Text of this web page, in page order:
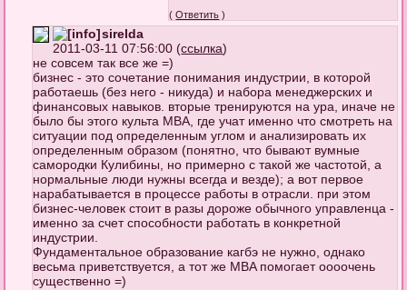
(Ответить )
sirelda
2011-03-11 07:56:00 (ссылка)
не совсем так все же =)
бизнес - это сочетание понимания индустрии, в которой
работаешь (без него - никуда) и набора менеджерских и
финансовых навыков. вторые тренируются на ура, иначе не
было бы этого культа MBA, где учат именно что смотреть на
ситуации под определенным углом и анализировать их
определенным образом (понятно, что бывают вумные
самородки Кулибины, но примерно с такой же частотой, а
нормальные люди нужны всегда и везде); а вот первое
нарабатывается в процессе работы в отрасли. при этом
бизнес-человек стоит в разы дороже обычного управленца -
именно за счет способности работать в конкретной
индустрии.
Фундаментальное образование кагбэ не нужно, однако
весьма приветствуется, а тот же MBA помогает оооочень
существенно =)